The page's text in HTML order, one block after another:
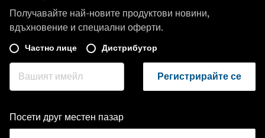
Получавайте най-новите продуктови новини,
вдъхновение и специални оферти.
Частно лице Дистрибутор
Регистрирайте се
Посети друг местен пазар